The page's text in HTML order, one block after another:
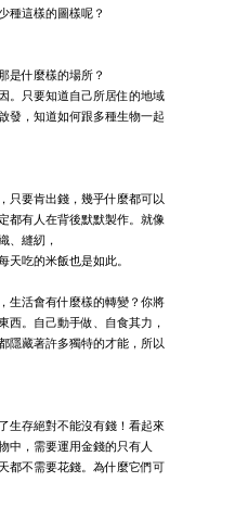
種這樣的圖樣呢？
是什麼樣的場所？
。只要知道自己所居住的地域
發，知道如何跟多種生物一起
只要肯出錢，幾乎什麼都可以
都有人在背後默默製作。就像
、縫紉，
天吃的米飯也是如此。
生活會有什麼樣的轉變？你將
西。自己動手做、自食其力，
隱藏著許多獨特的才能，所以
生存絕對不能沒有錢！看起來
中，需要運用金錢的只有人
都不需要花錢。為什麼它們可